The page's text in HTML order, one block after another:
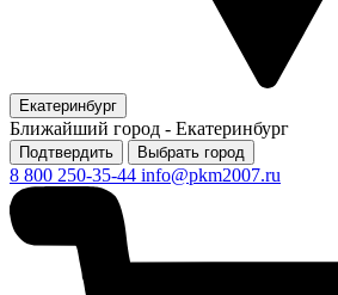
Екатеринбург
Ближайший город - Екатеринбург
Подтвердить Выбрать город
8 800 250-35-44 info@pkm2007.ru